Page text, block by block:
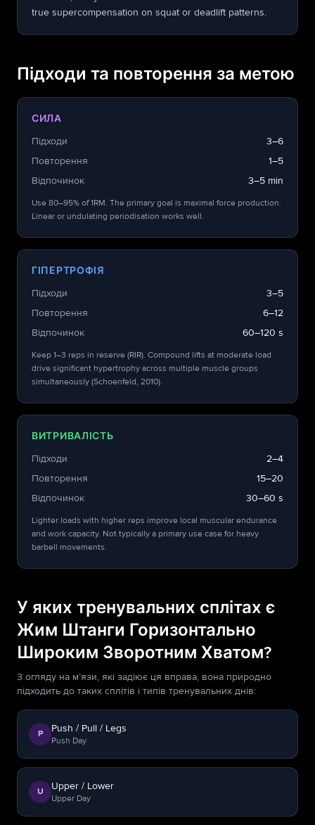
true supercompensation on squat or deadlift patterns.
Підходи та повторення за метою
СИЛА
Підходи
3–6
Повторення
1–5
Відпочинок
3–5 min
Use 80–95% of 1RM. The primary goal is maximal force production.
Linear or undulating periodisation works well.
ГІПЕРТРОФІЯ
Підходи
3–5
Повторення
6–12
Відпочинок
60–120 s
Keep 1–3 reps in reserve (RIR). Compound lifts at moderate load
drive significant hypertrophy across multiple muscle groups
simultaneously (Schoenfeld, 2010).
ВИТРИВАЛІСТЬ
Підходи
2–4
Повторення
15–20
Відпочинок
30–60 s
Lighter loads with higher reps improve local muscular endurance
and work capacity. Not typically a primary use case for heavy
barbell movements.
У яких тренувальних сплітах є
Жим Штанги Горизонтально
Широким Зворотним Хватом?
З огляду на м’язи, які задіює ця вправа, вона природно
підходить до таких сплітів і типів тренувальних днів:
P Push / Pull / Legs
Push Day
U Upper / Lower
Upper Day